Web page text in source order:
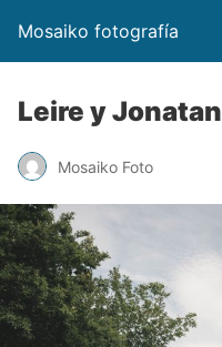
Mosaiko fotografía
Leire y Jonatan
Mosaiko Foto